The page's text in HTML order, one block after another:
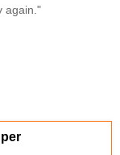
Pico 4's
difference.
Highly
it up
is fantastic
again."